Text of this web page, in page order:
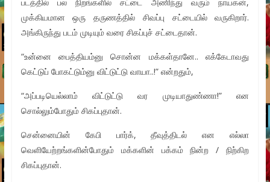
படத்தில் பல நிறங்களில் சட்டை அணிந்து வரும் நாயகன்,
முக்கியமான ஒரு தருணத்தில் சிவப்பு சட்டையில் வருகிறார்.
அங்கிருந்து படம் முடியும் வரை சிகப்புச் சட்டைதான்.
“உன்னை பைத்தியம்னு சொன்ன மக்கள்தானே.. எக்கேடாவது
கெட்டுப் போகட்டும்னு விட்டுட்டு வாயா..!” என்றதும்,
“அப்படியெல்லாம் விட்டுட்டு வர முடியாதுண்ணா!” என
சொல்லும்போதும் சிகப்புதான்.
சென்னையின் கேபி பார்க், தீவுத்திடல் என எல்லா
வெளியேற்றங்களின்போதும் மக்களின் பக்கம் நின்ற / நிற்கிற
சிகப்புதான்.